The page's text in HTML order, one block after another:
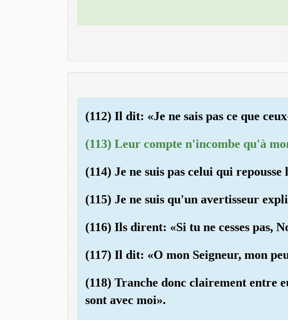
(112) Il dit: «Je ne sais pas ce que
(113) Leur compte n'incombe qu'à
(114) Je ne suis pas celui qui repousse
(115) Je ne suis qu'un avertisseur
(116) Ils dirent: «Si tu ne cesses pas,
(117) Il dit: «O mon Seigneur, mon
(118) Tranche donc clairement entre
sont avec moi».